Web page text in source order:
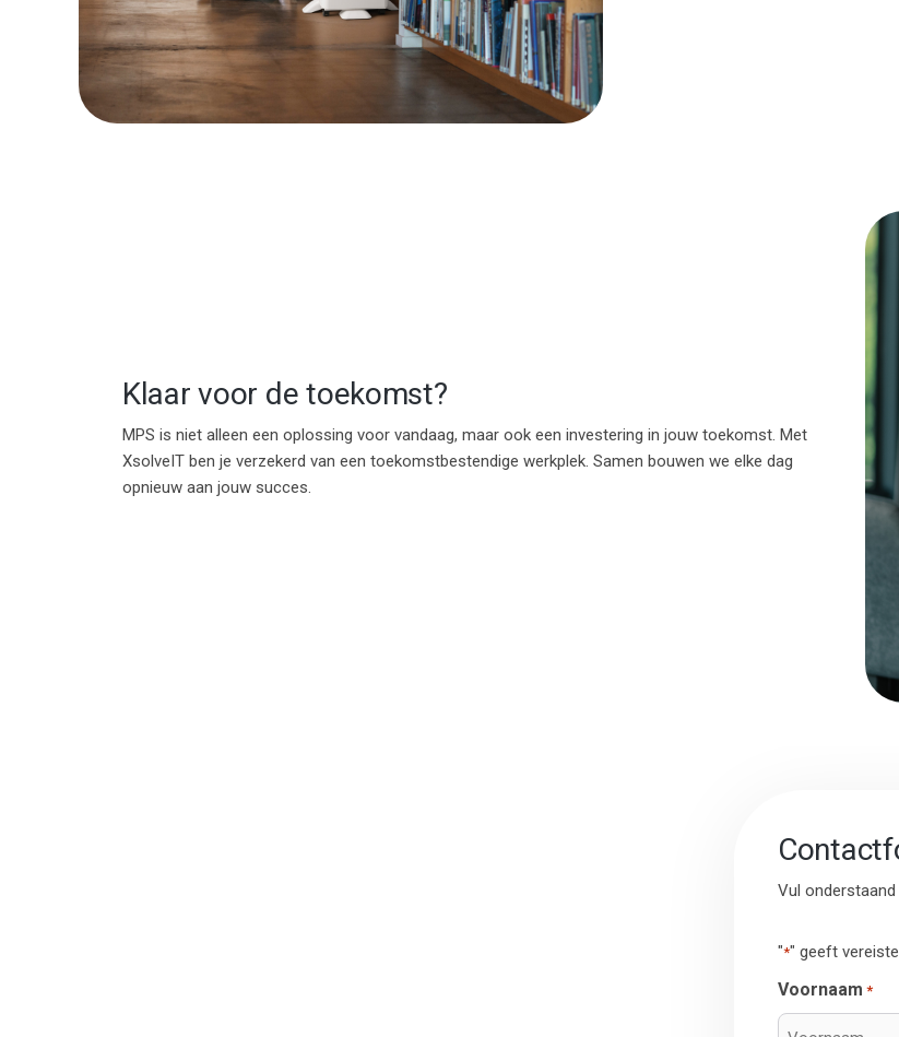
Klaar voor de toekomst?
MPS is niet alleen een oplossing voor vandaag, maar ook een investering in jouw toekomst. Met
XsolveIT ben je verzekerd van een toekomstbestendige werkplek. Samen bouwen we elke dag
opnieuw aan jouw succes.
Vul
"*" geeft
Voornaam *